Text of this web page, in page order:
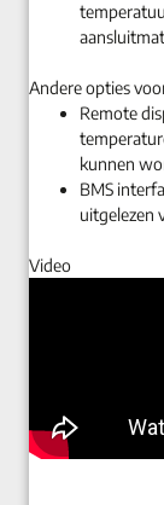
Andere opties
Remote
kunnen
BMS
uitgelezen
Video